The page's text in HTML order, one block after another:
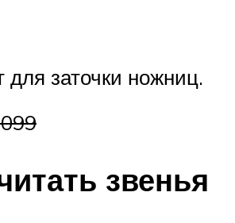
для заточки ножниц.
звенья